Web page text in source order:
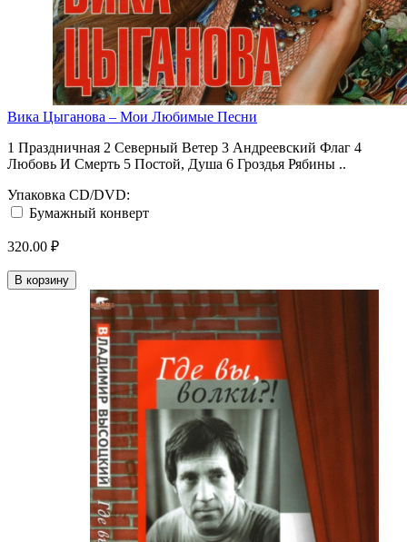
Вика Цыганова ‎– Мои Любимые Песни
1 Праздничная 2 Северный Ветер 3 Андреевский Флаг 4
Любовь И Смерть 5 Постой, Душа 6 Гроздья Рябины ..
Упаковка CD/DVD:
Бумажный конверт
320.00 ₽
В корзину